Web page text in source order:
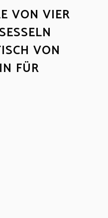
VON VIER
VON
FÜR